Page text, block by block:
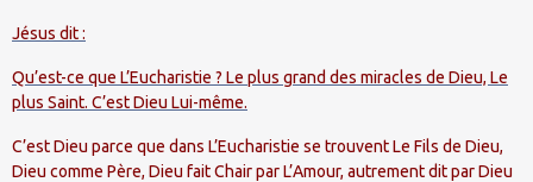
Jésus dit :
Qu’est-ce que L’Eucharistie ? Le plus grand des miracles de Dieu, Le
plus Saint. C’est Dieu Lui-même.
C’est Dieu parce que dans L’Eucharistie se trouvent Le Fils de Dieu,
Dieu comme Père, Dieu fait Chair par L’Amour, autrement dit par Dieu